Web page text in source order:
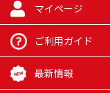
3,500部
96,890円
マイページ
ご利用ガイド
最新情報